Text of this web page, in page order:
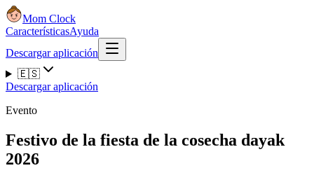
Mom Clock
CaracterísticasAyuda
Descargar aplicación
🇪🇸
Descargar aplicación
Evento
Festivo de la fiesta de la cosecha dayak
2026